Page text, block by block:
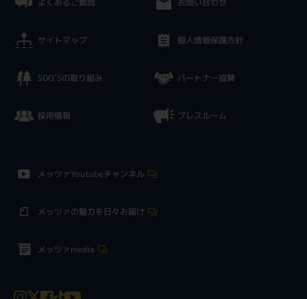
サイトマップ
SDG’Sの取り組み
採用情報
個人情報保護方針
パートナー協賛
プレスルーム
メッツァYoutubeチャンネル
メッツァの魅力を日々お届け
メッツァmedia